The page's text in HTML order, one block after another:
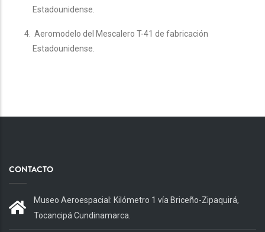
Estadounidense.
Aeromodelo del Mescalero T-41 de fabricación
Estadounidense.
CONTACTO
Museo Aeroespacial: Kilómetro 1 vía Briceño-Zipaquirá,
Tocancipá Cundinamarca.